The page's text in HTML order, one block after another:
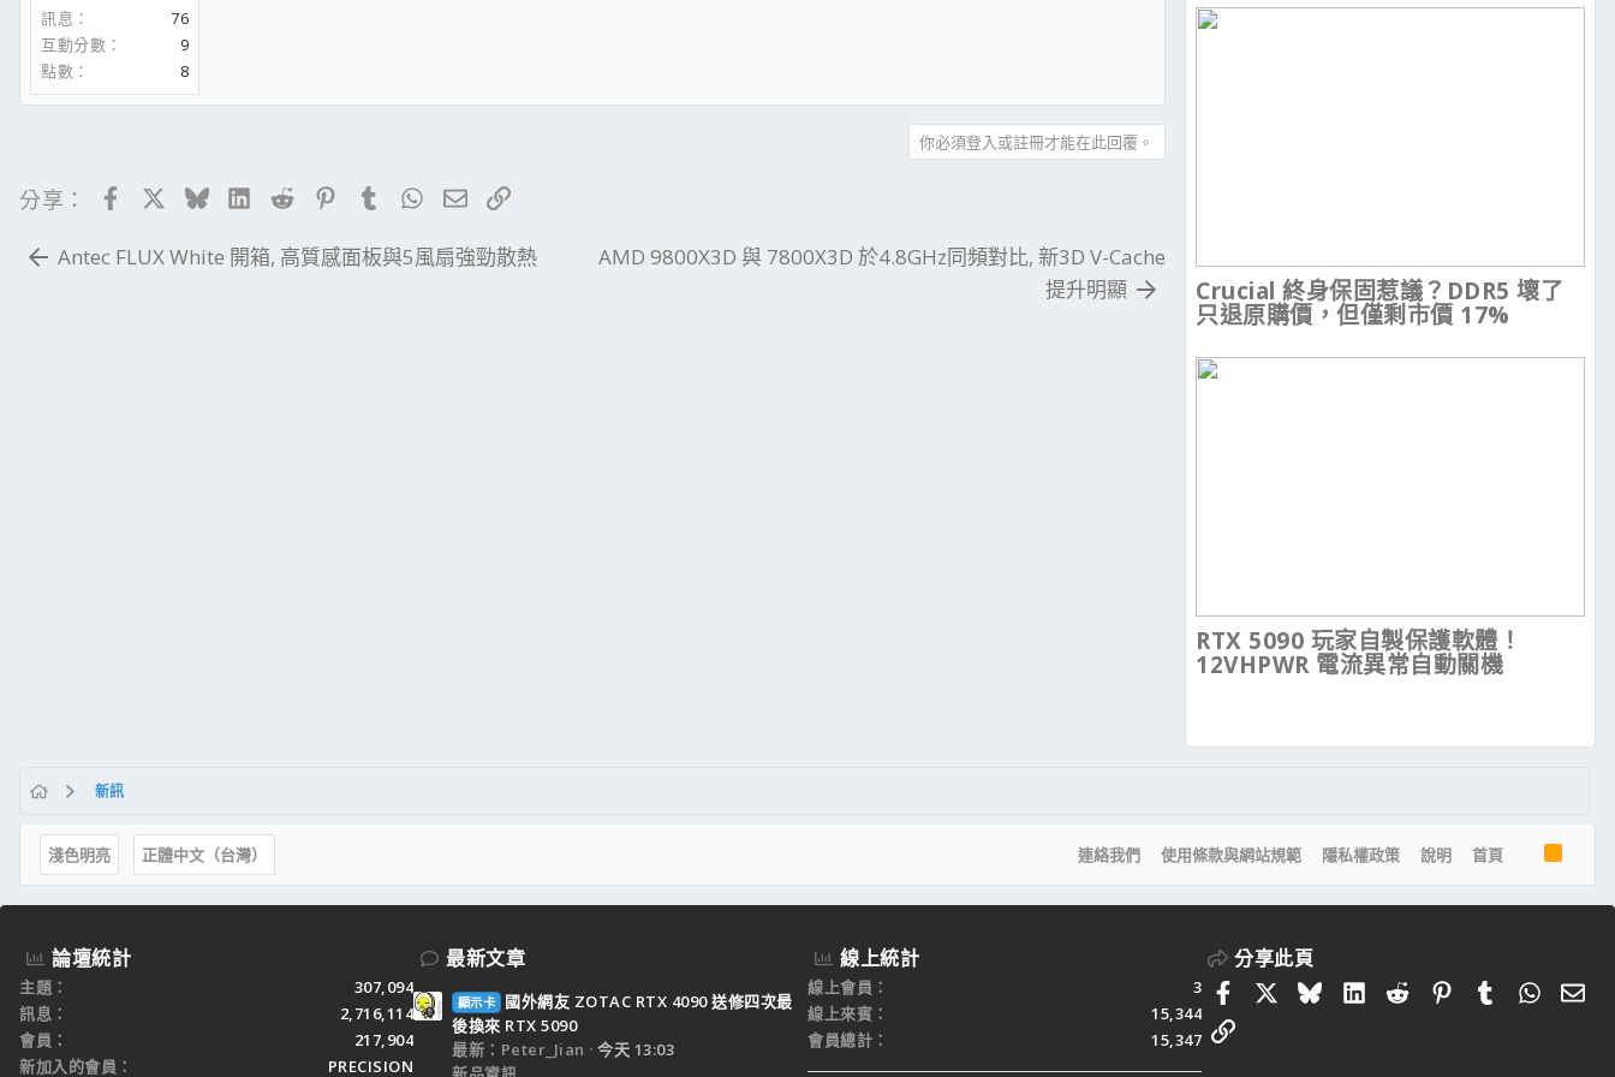
訊息
76
互動分數
9
點數
8
你必須登入或註冊才能在此回覆。
分享： FacebookBlueskyLinkedIn
RedditPinterestTumblrWhatsApp
電子郵件
連結
Antec FLUX White 開箱, 高質感面板與5風扇強勁散熱
AMD 9800X3D 與 7800X3D 於4.8GHz同頻對比, 新3D V-Cache
提升明顯
Crucial 終身保固惹議？DDR5 壞了
只退原購價，但僅剩市價 17%
RTX 5090 玩家自製保護軟體！
12VHPWR 電流異常自動關機
新訊
淺色明亮 正體中文（台灣） 連絡我們 使用條款與網站規範 隱私權政策 說明 首頁
S
論壇統計
主題
307,094
訊息
2,716,114
會員
217,904
新加入的會員
PRECISION
最新文章
顯示卡
國外網友 ZOTAC RTX 4090 送修四次最
後換來 RTX 5090
最新：Peter_Jian
今天 13:03
線上統計
線上會員
3
線上來賓
15,344
會員總計
15,347
分享此頁
FacebookBlueskyLinkedIn
RedditPinterestTumblr 電
連結